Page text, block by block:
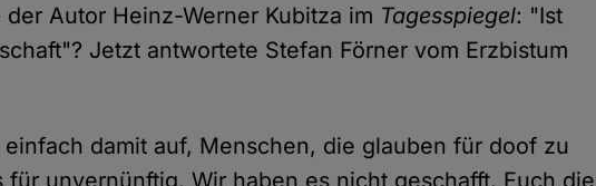
der Autor Heinz-Werner Kubitza im Tagesspiegel: "Ist
Jetzt antwortete Stefan Förner vom Erzbistum
damit auf, Menschen, die glauben für doof zu
unvernünftig. Wir haben es nicht geschafft, Euch die